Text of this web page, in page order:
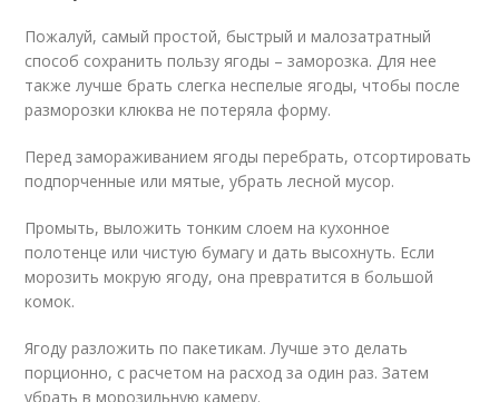
Пожалуй, самый простой, быстрый и малозатратный
способ сохранить пользу ягоды – заморозка. Для нее
также лучше брать слегка неспелые ягоды, чтобы после
разморозки клюква не потеряла форму.
Перед замораживанием ягоды перебрать, отсортировать
подпорченные или мятые, убрать лесной мусор.
Промыть, выложить тонким слоем на кухонное
полотенце или чистую бумагу и дать высохнуть. Если
морозить мокрую ягоду, она превратится в большой
комок.
Ягоду разложить по пакетикам. Лучше это делать
порционно, с расчетом на расход за один раз. Затем
убрать в морозильную камеру.